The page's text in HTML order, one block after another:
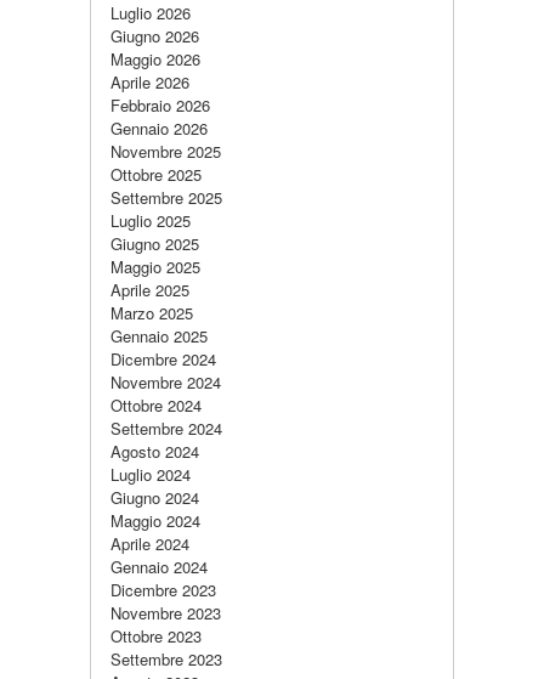
Luglio 2026
Giugno 2026
Maggio 2026
Aprile 2026
Febbraio 2026
Gennaio 2026
Novembre 2025
Ottobre 2025
Settembre 2025
Luglio 2025
Giugno 2025
Maggio 2025
Aprile 2025
Marzo 2025
Gennaio 2025
Dicembre 2024
Novembre 2024
Ottobre 2024
Settembre 2024
Agosto 2024
Luglio 2024
Giugno 2024
Maggio 2024
Aprile 2024
Gennaio 2024
Dicembre 2023
Novembre 2023
Ottobre 2023
Settembre 2023